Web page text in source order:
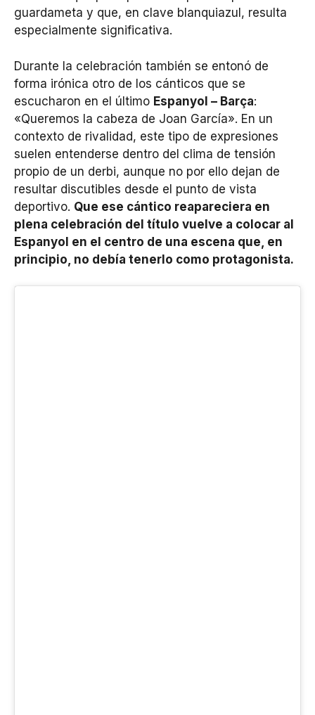
guardameta y que, en clave blanquiazul, resulta
especialmente significativa.
Durante la celebración también se entonó de
forma irónica otro de los cánticos que se
escucharon en el último Espanyol – Barça:
«Queremos la cabeza de Joan García». En un
contexto de rivalidad, este tipo de expresiones
suelen entenderse dentro del clima de tensión
propio de un derbi, aunque no por ello dejan de
resultar discutibles desde el punto de vista
deportivo. Que ese cántico reapareciera en
plena celebración del título vuelve a colocar al
Espanyol en el centro de una escena que, en
principio, no debía tenerlo como protagonista.